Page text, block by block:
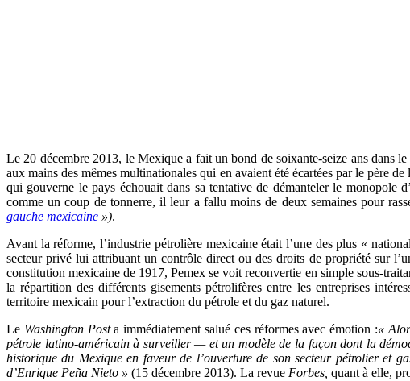
Le 20 décembre 2013, le Mexique a fait un bond de soixante-seize ans dans
aux mains des mêmes multinationales qui en avaient été écartées par le père
qui gouverne le pays échouait dans sa tentative de démanteler le monopole
comme un coup de tonnerre, il leur a fallu moins de deux semaines pour
gauche mexicaine »).
Avant la réforme, l’industrie pétrolière mexicaine était l’une des plus «
secteur privé lui attribuant un contrôle direct ou des droits de propriété sur
constitution mexicaine de 1917, Pemex se voit reconvertie en simple sous-
la répartition des différents gisements pétrolifères entre les entreprises
territoire mexicain pour l’extraction du pétrole et du gaz naturel.
Le Washington Posta immédiatement salué ces réformes avec émotion :«
pétrole latino-américain à surveiller — et un modèle de la façon dont la
historique du Mexique en faveur de l’ouverture de son secteur pétrolier et
d’Enrique Peña Nieto » (15 décembre 2013). La revue Forbes, quant à elle,